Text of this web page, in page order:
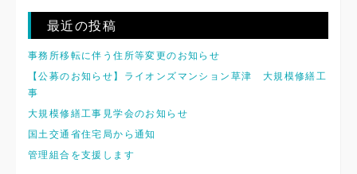
最近の投稿
事務所移転に伴う住所等変更のお知らせ
【公募のお知らせ】ライオンズマンション草津 大規模修繕工
事
大規模修繕工事見学会のお知らせ
国土交通省住宅局から通知
管理組合を支援します